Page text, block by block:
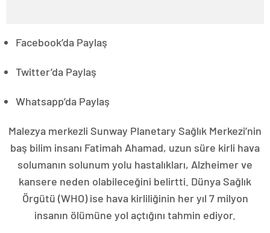
Facebook’da Paylaş
Twitter’da Paylaş
Whatsapp’da Paylaş
Malezya merkezli Sunway Planetary Sağlık Merkezi’nin
baş bilim insanı Fatimah Ahamad, uzun süre kirli hava
solumanın solunum yolu hastalıkları, Alzheimer ve
kansere neden olabileceğini belirtti. Dünya Sağlık
Örgütü (WHO) ise hava kirliliğinin her yıl 7 milyon
insanın ölümüne yol açtığını tahmin ediyor.